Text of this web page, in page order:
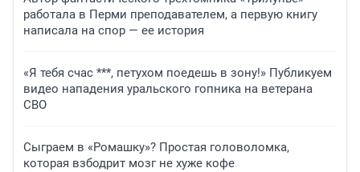
работала в Перми преподавателем, а первую книгу
написала на спор — ее история
«Я тебя счас ***, петухом поедешь в зону!» Публикуем
видео нападения уральского гопника на ветерана
СВО
Сыграем в «Ромашку»? Простая головоломка,
которая взбодрит мозг не хуже кофе